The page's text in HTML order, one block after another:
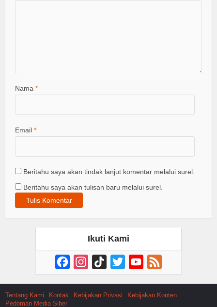
Nama*
Email*
Beritahu saya akan tindak lanjut komentar melalui surel.
Beritahu saya akan tulisan baru melalui surel.
Ikuti Kami
FacebookInstagram
TikTok Twitter YouTube
Channel
Tentang Kami Kontak Kebijakan Privasi
Kebijakan Konten
Pedoman Media Siber